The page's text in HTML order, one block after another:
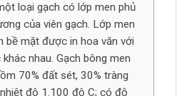
loại gạch có lớp men phủ
của viên gạch. Lớp men
bề mặt được in hoa văn với
nhau. Gạch bông men
70% đất sét, 30% tràng
độ 1.100 độ C; có độ